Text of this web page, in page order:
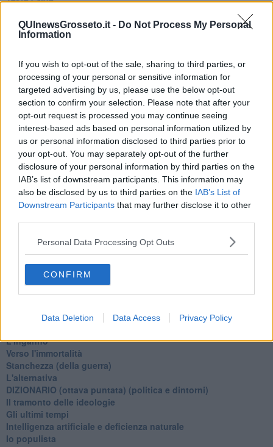
QUInewsGrosseto.it - Do Not Process My Personal
Information
If you wish to opt-out of the sale, sharing to third parties, or
processing of your personal or sensitive information for
targeted advertising by us, please use the below opt-out
section to confirm your selection. Please note that after your
opt-out request is processed you may continue seeing
interest-based ads based on personal information utilized by
us or personal information disclosed to third parties prior to
your opt-out. You may separately opt-out of the further
disclosure of your personal information by third parties on the
IAB’s list of downstream participants. This information may
also be disclosed by us to third parties on the IAB’s List of
Downstream Participants that may further disclose it to other
Personal Data Processing Opt Outs
CONFIRM
Data Deletion Data Access Privacy Policy
Armiamoci e... avviatevi
Da Capodanno a Carnevale
Sor-riso amaro
Fine anno al ristorante
La festa di Capodanno
Natale 2024
Re e regnanti
A noi interessa il dito non la luna
Come rubare allo stato e vivere felici
Una performance
Il compagno
​Io (allo specchio)
Tramonto
Passato, presente, futuro
La virtù del non fare
Leggendo l'Eneide
​(In)sicurezza stradale
Il decalogo del politico
Un calcio alla finzione
Solitudine
Il disprezzo del mondo
L'inganno
Verso l'immortalità
Stanchezza (della guerra)
L'alternativa
​DIZIONARIO (ottava puntata) (politica e dintorni)
Il tramonto delle ideologie
Gli ultimi tempi
Intelligenza artificiale e deficienza naturale
Io populista